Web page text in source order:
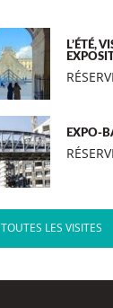
L’ÉTÉ,
EXPO-
TOUTES LES VISITES